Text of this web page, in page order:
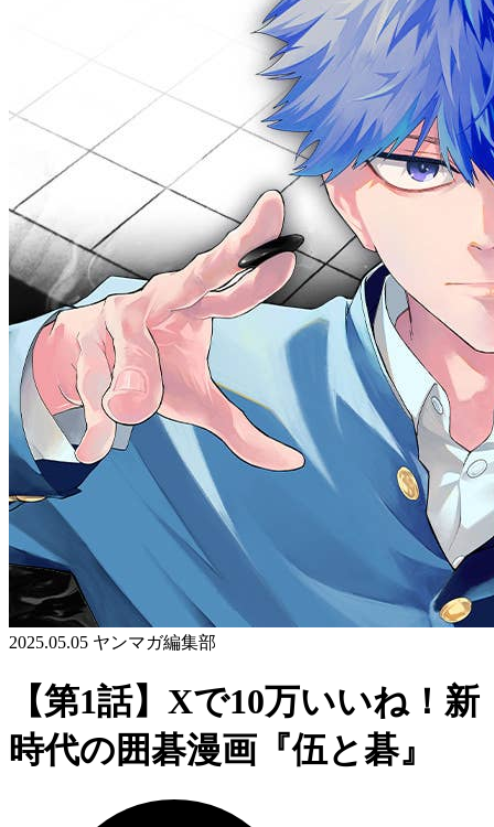
2025.05.05 ヤンマガ編集部
【第1話】Xで10万いいね！新
時代の囲碁漫画『伍と碁』